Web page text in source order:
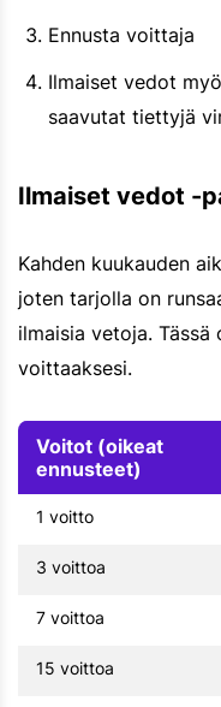
Ennusta voittaja
Ilmaiset vedot
saavutat tiettyjä
Ilmaiset vedot -
Kahden kuukauden
joten tarjolla on
ilmaisia vetoja.
voittaaksesi.
Voitot (oikeat
ennusteet)
1 voitto
3 voittoa
7 voittoa
15 voittoa